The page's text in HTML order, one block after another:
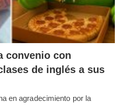
convenio con
de inglés a sus
en agradecimiento por la